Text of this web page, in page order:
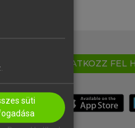
IRATKOZZ FEL
süti